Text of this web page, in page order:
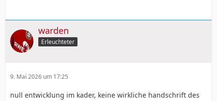
warden
Erleuchteter
9. Mai 2026 um 17:25
null entwicklung im kader, keine wirkliche handschrift des